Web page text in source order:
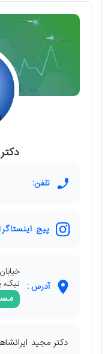
تلفن:
پیج
آدرس : نیک، پلاک
دکتر مجید